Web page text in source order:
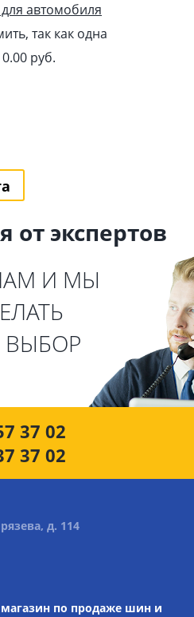
автомобиля
так как одна
pуб.
от экспертов
И МЫ
37 02
37 02
д. 114
по продаже шин и